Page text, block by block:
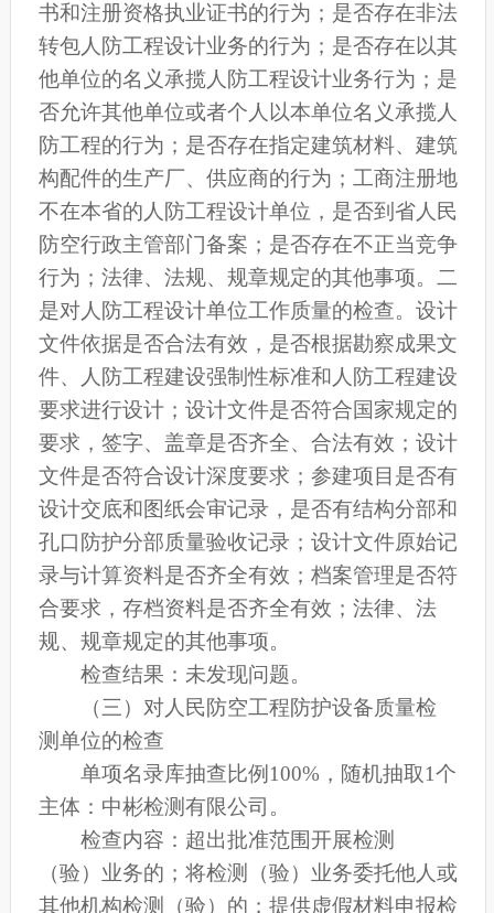
书和注册资格执业证书的行为；是否存在非法
转包人防工程设计业务的行为；是否存在以其
他单位的名义承揽人防工程设计业务行为；是
否允许其他单位或者个人以本单位名义承揽人
防工程的行为；是否存在指定建筑材料、建筑
构配件的生产厂、供应商的行为；工商注册地
不在本省的人防工程设计单位，是否到省人民
防空行政主管部门备案；是否存在不正当竞争
行为；法律、法规、规章规定的其他事项。二
是对人防工程设计单位工作质量的检查。设计
文件依据是否合法有效，是否根据勘察成果文
件、人防工程建设强制性标准和人防工程建设
要求进行设计；设计文件是否符合国家规定的
要求，签字、盖章是否齐全、合法有效；设计
文件是否符合设计深度要求；参建项目是否有
设计交底和图纸会审记录，是否有结构分部和
孔口防护分部质量验收记录；设计文件原始记
录与计算资料是否齐全有效；档案管理是否符
合要求，存档资料是否齐全有效；法律、法
规、规章规定的其他事项。
检查结果：未发现问题。
（三）对人民防空工程防护设备质量检
测单位的检查
单项名录库抽查比例100%，随机抽取1个
主体：中彬检测有限公司。
检查内容：超出批准范围开展检测
（验）业务的；将检测（验）业务委托他人或
其他机构检测（验）的；提供虚假材料申报检